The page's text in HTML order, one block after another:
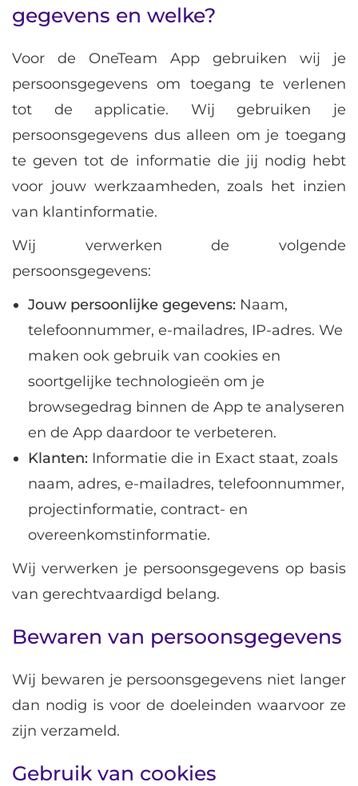
gegevens en welke?
Voor de OneTeam App gebruiken wij je
persoonsgegevens om toegang te verlenen
tot de applicatie. Wij gebruiken je
persoonsgegevens dus alleen om je toegang
te geven tot de informatie die jij nodig hebt
voor jouw werkzaamheden, zoals het inzien
van klantinformatie.
Wij verwerken de volgende
persoonsgegevens:
Jouw persoonlijke gegevens: Naam,
telefoonnummer, e-mailadres, IP-adres. We
maken ook gebruik van cookies en
soortgelijke technologieën om je
browsegedrag binnen de App te analyseren
en de App daardoor te verbeteren.
Klanten: Informatie die in Exact staat, zoals
naam, adres, e-mailadres, telefoonnummer,
projectinformatie, contract- en
overeenkomstinformatie.
Wij verwerken je persoonsgegevens op basis
van gerechtvaardigd belang.
Bewaren van persoonsgegevens
Wij bewaren je persoonsgegevens niet langer
dan nodig is voor de doeleinden waarvoor ze
zijn verzameld.
Gebruik van cookies